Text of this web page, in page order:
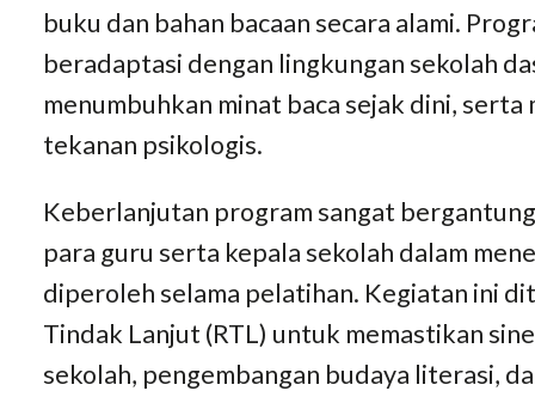
buku dan bahan bacaan secara alami.
beradaptasi dengan lingkungan sekolah
menumbuhkan minat baca sejak dini,
tekanan psikologis.
Keberlanjutan program sangat
para guru serta kepala sekolah dalam
diperoleh selama pelatihan. Kegiatan ini
Tindak Lanjut (RTL) untuk memastikan
sekolah, pengembangan budaya literasi,